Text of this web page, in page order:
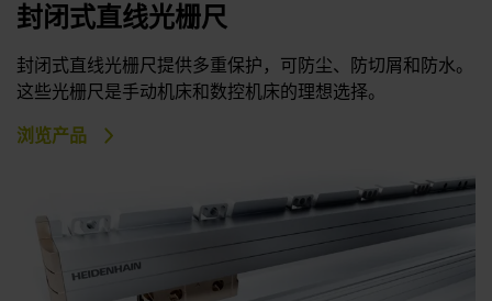
封闭式直线光栅尺
封闭式直线光栅尺提供多重保护，可防尘、防切屑和防水。
这些光栅尺是手动机床和数控机床的理想选择。
浏览产品